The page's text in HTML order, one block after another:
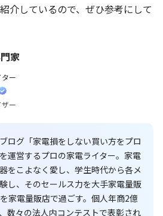
介しているので、ぜひ参考にして
家
ー
ー
ログ「家電損をしない買い方をプロ
運営するプロの家電ライター。家電
をこよなく愛し、学生時代から各メ
し、そのセールス力を大手家電量販
家電量販店で過ごす。個人年商2億
数々の法人内コンテストで表彰され